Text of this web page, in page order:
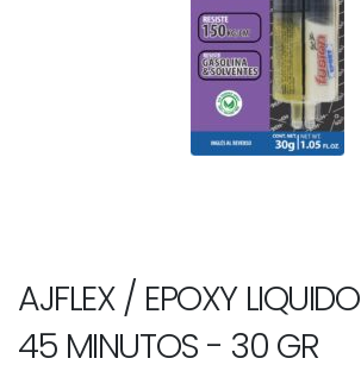
AJFLEX / EPOXY
45 MINUTOS - 30 GR